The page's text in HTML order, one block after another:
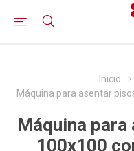
Inicio
Máquina para asentar
Máquina
100x100